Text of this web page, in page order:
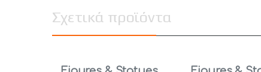
Σχετικά προϊόντα